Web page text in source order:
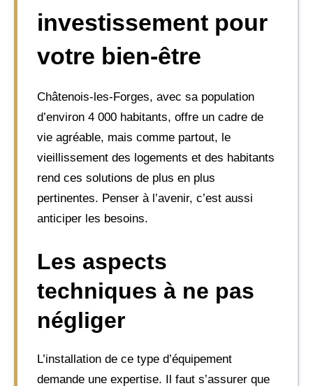
investissement pour
votre bien-être
Châtenois-les-Forges, avec sa population
d’environ 4 000 habitants, offre un cadre de
vie agréable, mais comme partout, le
vieillissement des logements et des habitants
rend ces solutions de plus en plus
pertinentes. Penser à l’avenir, c’est aussi
anticiper les besoins.
Les aspects
techniques à ne pas
négliger
L’installation de ce type d’équipement
demande une expertise. Il faut s’assurer que